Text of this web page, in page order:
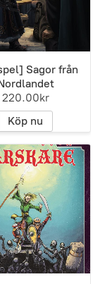
Sagor från
220.00kr
Köp nu